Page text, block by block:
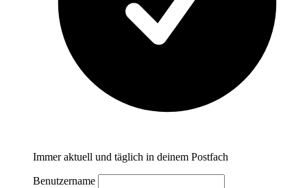
Immer aktuell und täglich in deinem Postfach
Benutzername